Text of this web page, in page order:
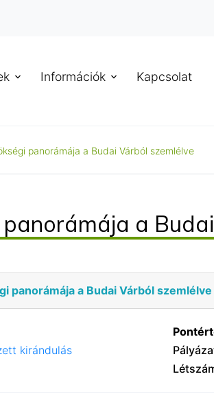
Információk Kapcsolat
panorámája a Budai Várból szemlélve
a
panorámája a Budai Várból szemlélve
kirándulás